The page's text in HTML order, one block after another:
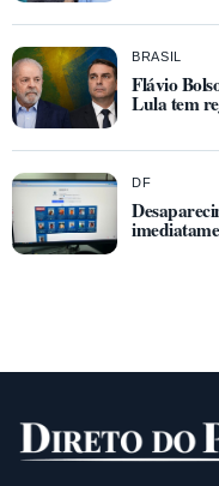
BRASIL
Flávio
Lula tem
DF